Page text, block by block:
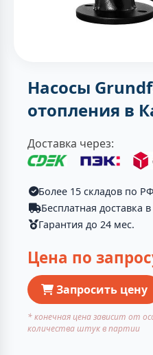
Насосы
отопления в
Доставка через:
Более 15 складов по РФ
Бесплатная доставка
Гарантия до 24 мес.
Цена по
Запросить цену
* конечная цена зависит от
количества штук в партии